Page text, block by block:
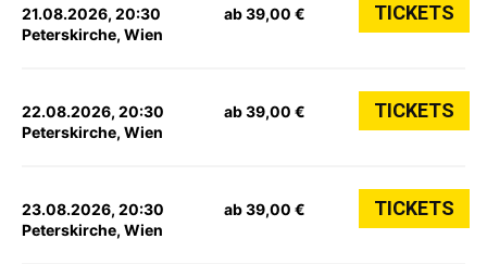
21.08.2026, 20:30
Peterskirche, Wien
ab 39,00 € TICKETS
22.08.2026, 20:30
Peterskirche, Wien
ab 39,00 € TICKETS
23.08.2026, 20:30
Peterskirche, Wien
ab 39,00 € TICKETS